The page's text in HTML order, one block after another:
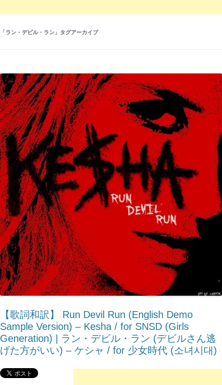
「ラン・デビル・ラン 」タグアーカイブ
【歌詞和訳】 Run Devil Run (English Demo
Sample Version) – Kesha / for SNSD (Girls
Generation) | ラン・デビル・ラン (デビルさん逃
げた方がいい) – ケシャ / for 少女時代 (소녀시대)